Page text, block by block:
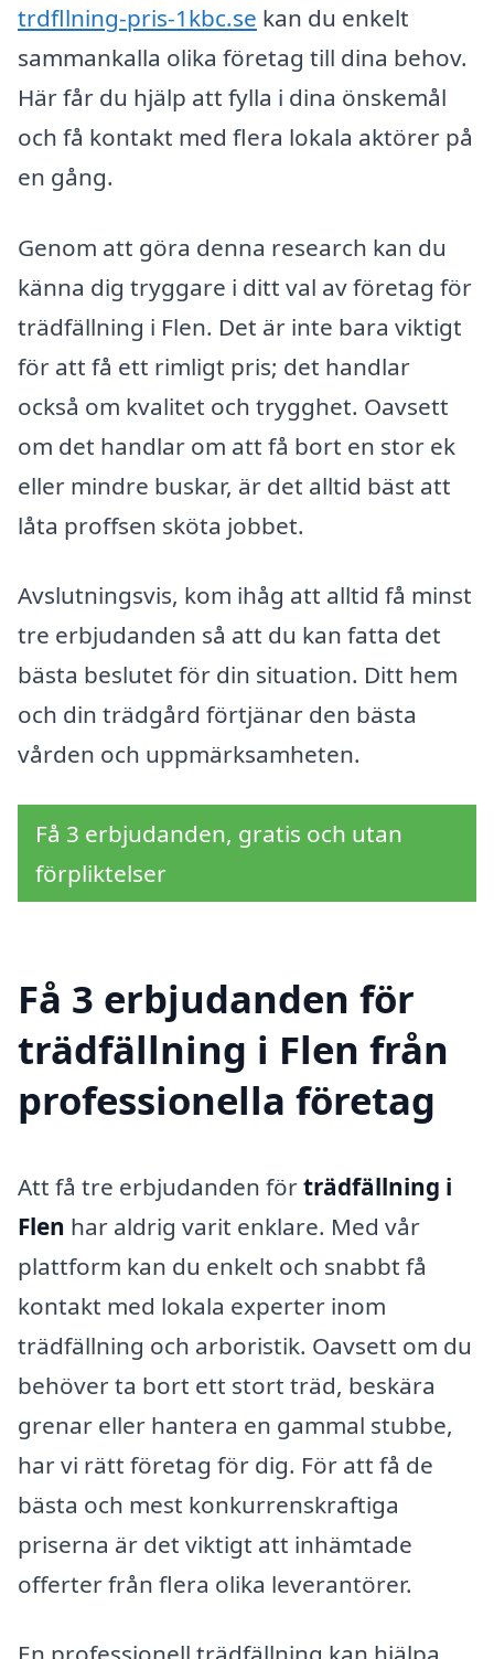
trdfllning-pris-1kbc.se kan du enkelt
sammankalla olika företag till dina behov.
Här får du hjälp att fylla i dina önskemål
och få kontakt med flera lokala aktörer på
en gång.
Genom att göra denna research kan du
känna dig tryggare i ditt val av företag för
trädfällning i Flen. Det är inte bara viktigt
för att få ett rimligt pris; det handlar
också om kvalitet och trygghet. Oavsett
om det handlar om att få bort en stor ek
eller mindre buskar, är det alltid bäst att
låta proffsen sköta jobbet.
Avslutningsvis, kom ihåg att alltid få minst
tre erbjudanden så att du kan fatta det
bästa beslutet för din situation. Ditt hem
och din trädgård förtjänar den bästa
vården och uppmärksamheten.
Få 3 erbjudanden, gratis och utan
förpliktelser
Få 3 erbjudanden för
trädfällning i Flen från
professionella företag
Att få tre erbjudanden förträdfällning i
Flen har aldrig varit enklare. Med vår
plattform kan du enkelt och snabbt få
kontakt med lokala experter inom
trädfällning och arboristik. Oavsett om du
behöver ta bort ett stort träd, beskära
grenar eller hantera en gammal stubbe,
har vi rätt företag för dig. För att få de
bästa och mest konkurrenskraftiga
priserna är det viktigt att inhämtade
offerter från flera olika leverantörer.